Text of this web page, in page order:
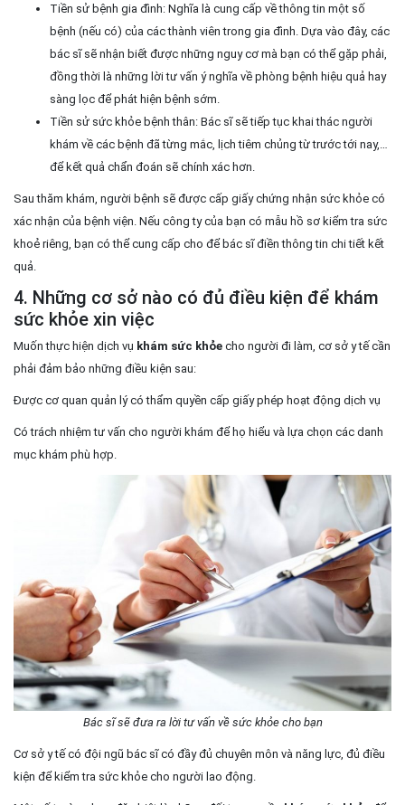
Tiền sử bệnh gia đình: Nghĩa là cung cấp về thông tin một số
bệnh (nếu có) của các thành viên trong gia đình. Dựa vào đây, các
bác sĩ sẽ nhận biết được những nguy cơ mà bạn có thể gặp phải,
đồng thời là những lời tư vấn ý nghĩa về phòng bệnh hiệu quả hay
sàng lọc để phát hiện bệnh sớm.
Tiền sử sức khỏe bệnh thân: Bác sĩ sẽ tiếp tục khai thác người
khám về các bệnh đã từng mắc, lịch tiêm chủng từ trước tới nay,…
để kết quả chẩn đoán sẽ chính xác hơn.
Sau thăm khám, người bệnh sẽ được cấp giấy chứng nhận sức khỏe có
xác nhận của bệnh viện. Nếu công ty của bạn có mẫu hồ sơ kiểm tra sức
khoẻ riêng, bạn có thể cung cấp cho để bác sĩ điền thông tin chi tiết kết
quả.
4. Những cơ sở nào có đủ điều kiện để khám
sức khỏe xin việc
Muốn thực hiện dịch vụ khám sức khỏe cho người đi làm, cơ sở y tế cần
phải đảm bảo những điều kiện sau:
Được cơ quan quản lý có thẩm quyền cấp giấy phép hoạt động dịch vụ
Có trách nhiệm tư vấn cho người khám để họ hiểu và lựa chọn các danh
mục khám phù hợp.
Bác sĩ sẽ đưa ra lời tư vấn về sức khỏe cho bạn
Cơ sở y tế có đội ngũ bác sĩ có đầy đủ chuyên môn và năng lực, đủ điều
kiện để kiểm tra sức khỏe cho người lao động.